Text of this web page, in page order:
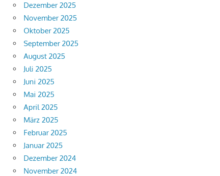
Dezember 2025
November 2025
Oktober 2025
September 2025
August 2025
Juli 2025
Juni 2025
Mai 2025
April 2025
März 2025
Februar 2025
Januar 2025
Dezember 2024
November 2024